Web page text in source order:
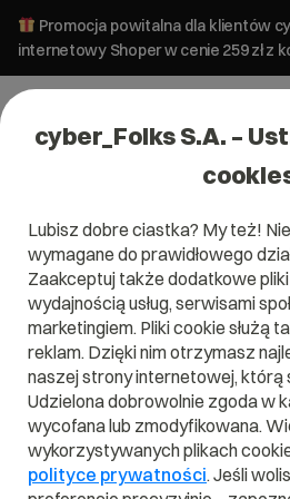
Promocja powitalna dla klientów
internetowy Shoper w cenie 259 zł z
Czym jest Deploy?
Przeczytaj czym jestDeploy w
Pomoże Ci to lepiej zrozumieć,
cyber_Folks S.A. –
Lubisz dobre ciastka? My też!
wymagane do prawidłowego
Zaakceptuj także dodatkowe
wydajnością usług, serwisami
marketingiem. Pliki cookie służą
reklam. Dzięki nim otrzymasz
naszej strony internetowej, którą
Udzielona dobrowolnie zgoda w
wycofana lub zmodyfikowana.
wykorzystywanych plikach
polityce prywatności. Jeśli